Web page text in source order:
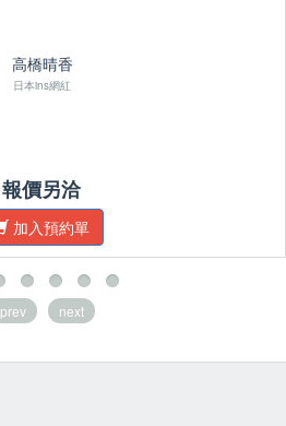
高橋晴香
日本ins網紅
報價另洽
加入預約單
prev next